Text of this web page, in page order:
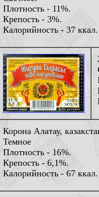
Плотность - 11%.
Крепость - 3%.
Калорийность - 37 ккал.
Корона Алатау,
Темное
Плотность - 16%.
Крепость - 6,1%.
Калорийность - 67 ккал.